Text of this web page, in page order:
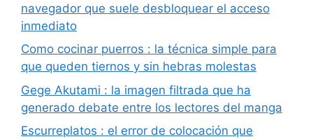
navegador que suele desbloquear el acceso
inmediato
Como cocinar puerros : la técnica simple para
que queden tiernos y sin hebras molestas
Gege Akutami : la imagen filtrada que ha
generado debate entre los lectores del manga
Escurreplatos : el error de colocación que